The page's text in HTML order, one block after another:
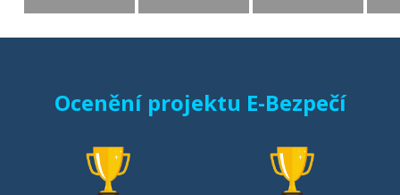
Ocenění projektu E-Bezpečí